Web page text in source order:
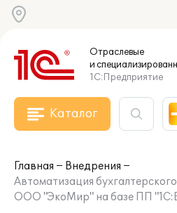
Отраслевые
и
1С:Предприятие
Каталог
Главная
Внедрения
Автоматизация
ООО "ЭкоМир" на базе ПП